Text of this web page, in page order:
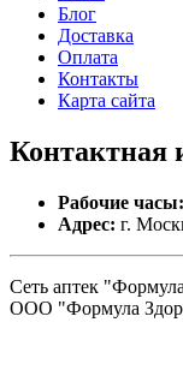
Блог
Доставка
Оплата
Контакты
Карта сайта
Контактная
Рабочие часы:
Адрес: г.
Сеть аптек
ООО "Формула